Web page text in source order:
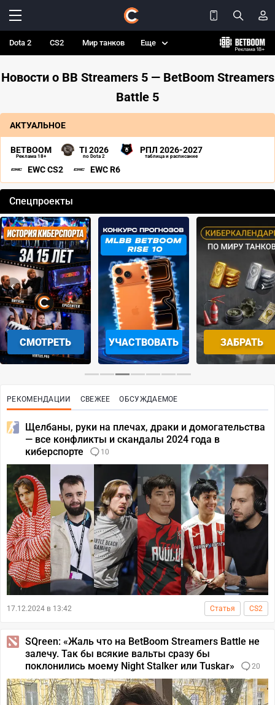
Dota 2 CS2 Мир танков Еще
Новости о BB Streamers 5 — BetBoom Streamers
Battle 5
АКТУАЛЬНОЕ
BETBOOM
Реклама 18+
TI 2026
по Dota 2
РПЛ 2026-2027
таблица и расписание
EWC CS2 EWC R6
Спецпроекты
СМОТРЕТЬ УЧАСТВОВАТЬ ЗАБРАТЬ
‹ ›
РЕКОМЕНДАЦИИ СВЕЖЕЕ ОБСУЖДАЕМОЕ
Щелбаны, руки на плечах, драки и домогательства
— все конфликты и скандалы 2024 года в
киберспорте
10
17.12.2024 в 13:42 Статья CS2
SQreen: «Жаль что на BetBoom Streamers Battle не
залечу. Так бы всякие вальты сразу бы
поклонились моему Night Stalker или Tuskar»
20